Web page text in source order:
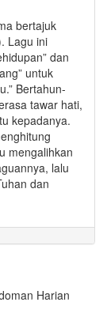
bertajuk
Lagu ini
dan
untuk
Bertahun-
tawar hati,
kepadanya.
mengalihkan
lalu
dan
Harian